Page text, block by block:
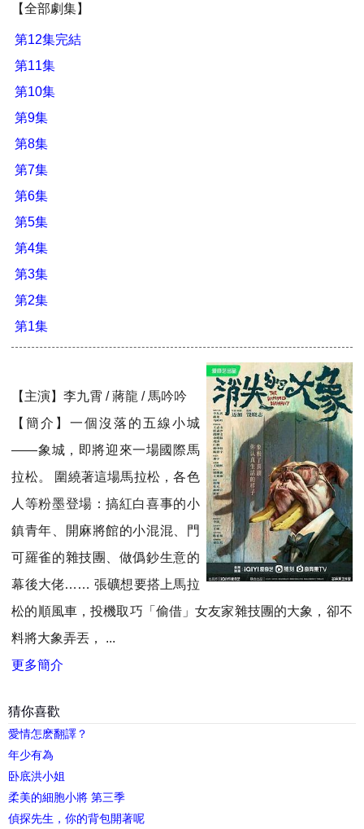
【全部劇集】
第12集完結
第11集
第10集
第9集
第8集
第7集
第6集
第5集
第4集
第3集
第2集
第1集
【主演】李九霄 / 蔣龍 / 馬吟吟
【簡介】一個沒落的五線小城
——象城，即將迎來一場國際馬
拉松。 圍繞著這場馬拉松，各色
人等粉墨登場：搞紅白喜事的小
鎮青年、開麻將館的小混混、門
可羅雀的雜技團、做僞鈔生意的
幕後大佬…… 張礦想要搭上馬拉
松的順風車，投機取巧「偷借」女友家雜技團的大象，卻不
料將大象弄丟， ...
更多簡介
猜你喜歡
愛情怎麽翻譯？
年少有為
卧底洪小姐
柔美的細胞小將 第三季
偵探先生，你的背包開著呢